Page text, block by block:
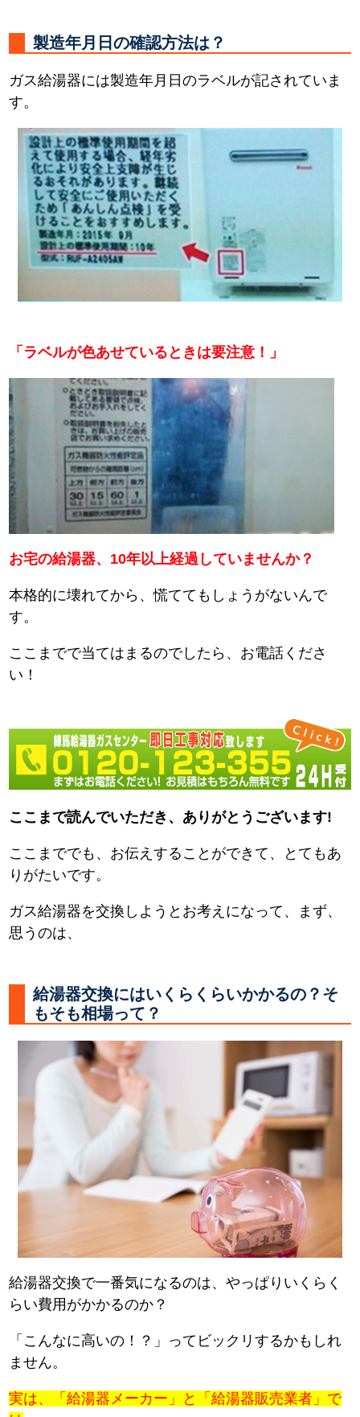
製造年月日の確認方法は？
ガス給湯器には製造年月日のラベルが記されていま
す。
「ラベルが色あせているときは要注意！」
お宅の給湯器、10年以上経過していませんか？
本格的に壊れてから、慌ててもしょうがないんで
す。
ここまでで当てはまるのでしたら、お電話くださ
い！
ここまで読んでいただき、ありがとうございます!
ここまででも、お伝えすることができて、とてもあ
りがたいです。
ガス給湯器を交換しようとお考えになって、まず、
思うのは、
給湯器交換にはいくらくらいかかるの？そ
もそも相場って？
給湯器交換で一番気になるのは、やっぱりいくらく
らい費用がかかるのか？
「こんなに高いの！？」ってビックリするかもしれ
ません。
実は、「給湯器メーカー」と「給湯器販売業者」で